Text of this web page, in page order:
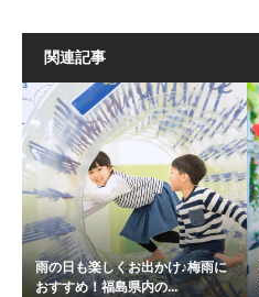
関連記事
雨の日も楽しくお出かけ♪梅雨に
おすすめ！福島県内の...